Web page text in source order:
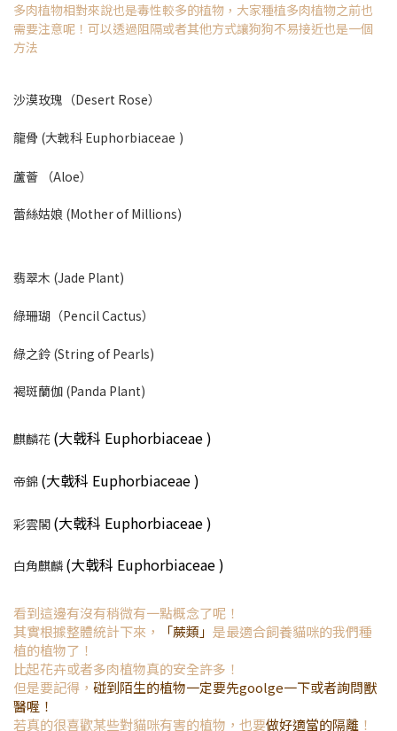
多肉植物相對來說也是毒性較多的植物，大家種植多肉植物之前也
需要注意呢！可以透過阻隔或者其他方式讓狗狗不易接近也是一個
方法
沙漠玫瑰（Desert Rose）
龍骨 (大戟科 Euphorbiaceae )
蘆薈 （Aloe）
蕾絲姑娘 (Mother of Millions)
翡翠木 (Jade Plant)
綠珊瑚（Pencil Cactus）
綠之鈴 (String of Pearls)
褐斑蘭伽 (Panda Plant)
麒麟花 (大戟科 Euphorbiaceae)
帝錦 (大戟科 Euphorbiaceae)
彩雲閣 (大戟科 Euphorbiaceae)
白角麒麟 (大戟科 Euphorbiaceae)
看到這邊有沒有稍微有一點概念了呢！
其實根據整體統計下來，
「蕨類」 是最適合飼養貓咪的我們種
植的植物了！
比起花卉或者多肉植物真的安全許多！
但是要記得， 碰到陌生的植物一定要先goolge一下或者詢問獸
醫喔！
若真的很喜歡某些對貓咪有害的植物，也要做好適當的隔離 ！